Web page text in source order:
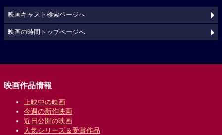
映画キャスト検索ページへ
映画の時間トップページへ
映画作品情報
上映中の映画
今週の新作映画
近日公開の映画
人気シリーズ＆受賞作品